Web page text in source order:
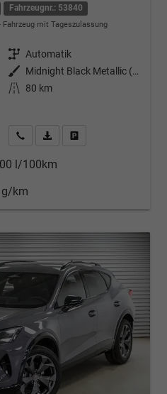
Fahrzeugnr.: 53840
Fahrzeug mit Tageszulassung
Getriebe Automatik
Außenfarbe
Midnight Black Metallic (0E)
Kilometerstand
80 km
Kontakt & Angebot anfordern
PDF-Datei, Fahrzeugexposé
l/100km
g/km